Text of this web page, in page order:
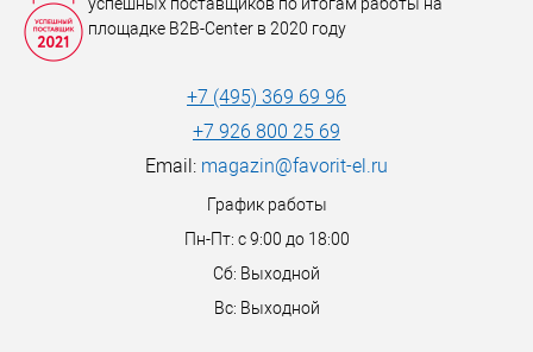
площадке B2B-Center в 2020 году
+7 (495) 369 69 96
+7 926 800 25 69
Email: magazin@favorit-el.ru
График работы
Пн-Пт: с 9:00 до 18:00
Сб: Выходной
Вс: Выходной